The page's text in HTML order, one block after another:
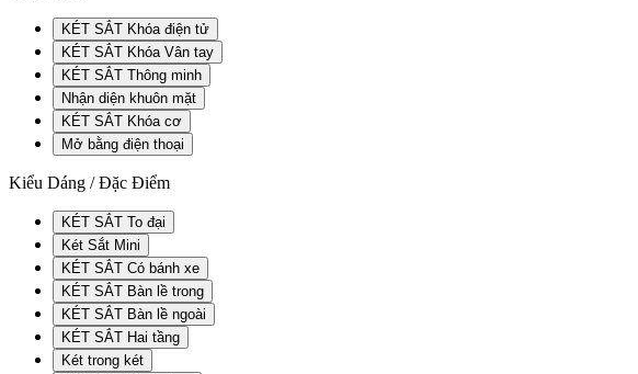
KÉT SẮT Khóa điện tử
KÉT SẮT Khóa Vân tay
KÉT SẮT Thông minh
Nhận diện khuôn mặt
KÉT SẮT Khóa cơ
Mở bằng điện thoại
Kiểu Dáng / Đặc Điểm
KÉT SẮT To đại
Két Sắt Mini
KÉT SẮT Có bánh xe
KÉT SẮT Bàn lề trong
KÉT SẮT Bàn lề ngoài
KÉT SẮT Hai tầng
Két trong két